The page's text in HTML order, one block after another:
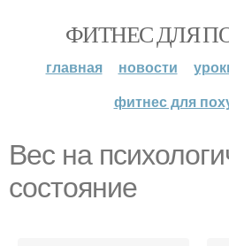
ФИТНЕС ДЛЯ
главная новости
фитнес для
Вес на
состояние